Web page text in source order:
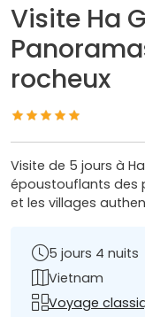
Visite Ha
rocheux
Visite de 5 jours à
époustouflants des
et les villages
5 jours 4 nuits
Vietnam
Voyage